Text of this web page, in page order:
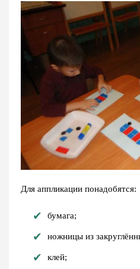
Для аппликации понадобятся:
бумага;
ножницы из
клей;